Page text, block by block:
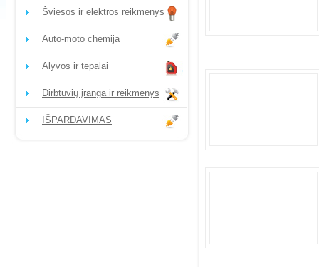
Šviesos ir elektros reikmenys
Auto-moto chemija
Alyvos ir tepalai
Dirbtuvių įranga ir reikmenys
IŠPARDAVIMAS